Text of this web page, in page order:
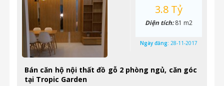
Bán căn hộ nội thất đồ gỗ 2 phòng ngủ, căn góc
tại Tropic Garden
3.8 Tỷ
Diện tích:81 m2
Ngày đăng: 28-11-2017